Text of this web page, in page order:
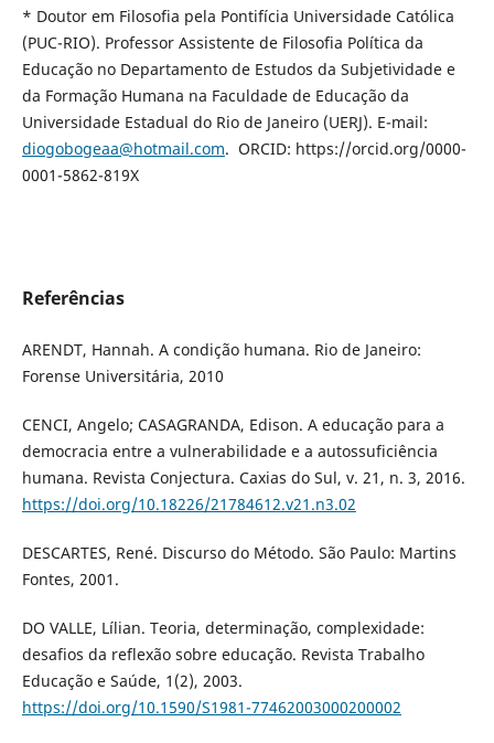
* Doutor em Filosofia pela Pontifícia Universidade Católica
(PUC-RIO). Professor Assistente de Filosofia Política da
Educação no Departamento de Estudos da Subjetividade e
da Formação Humana na Faculdade de Educação da
Universidade Estadual do Rio de Janeiro (UERJ). E-mail:
diogobogeaa@hotmail.com. ORCID: https://orcid.org/0000-
0001-5862-819X
Referências
ARENDT, Hannah. A condição humana. Rio de Janeiro:
Forense Universitária, 2010
CENCI, Angelo; CASAGRANDA, Edison. A educação para a
democracia entre a vulnerabilidade e a autossuficiência
humana. Revista Conjectura. Caxias do Sul, v. 21, n. 3, 2016.
https://doi.org/10.18226/21784612.v21.n3.02
DESCARTES, René. Discurso do Método. São Paulo: Martins
Fontes, 2001.
DO VALLE, Lílian. Teoria, determinação, complexidade:
desafios da reflexão sobre educação. Revista Trabalho
Educação e Saúde, 1(2), 2003.
https://doi.org/10.1590/S1981-77462003000200002